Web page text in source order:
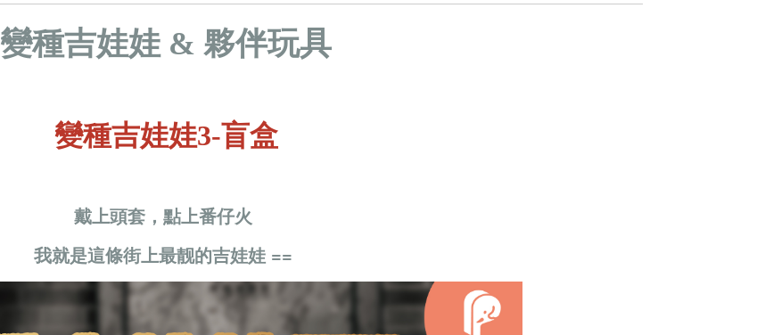
變種吉娃娃 & 夥伴玩具
變種吉娃娃3-盲盒
戴上頭套，點上番仔火
我就是這條街上最靓的吉娃娃 ==